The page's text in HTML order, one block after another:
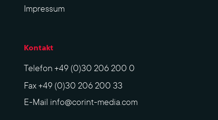
Impres­sum
Kontakt
Telefon +49 (0)30 206 200 0
Fax+49 (0)30 206 200 33
E-Mail info@corint-media.com